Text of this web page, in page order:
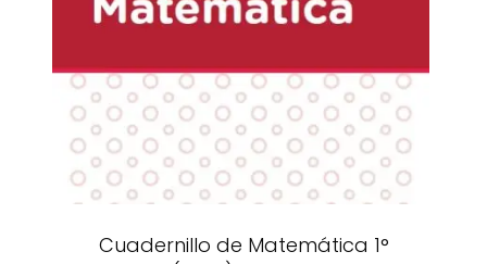
Cuadernillo de Matemática 1°